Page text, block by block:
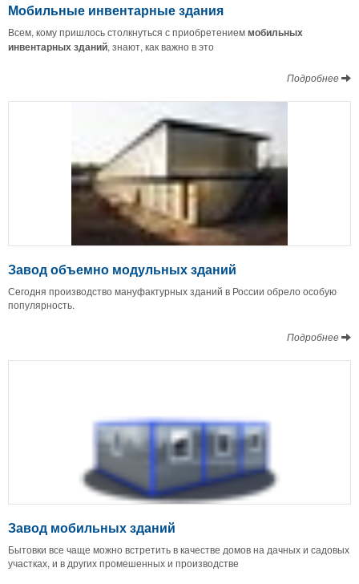
Мобильные инвентарные здания
Всем, кому пришлось столкнуться с приобретениеммобильных
инвентарных зданий, знают, как важно в это
Подробнее
Завод объемно модульных зданий
Сегодня производство мануфактурных зданий в России обрело особую
популярность.
Подробнее
Завод мобильных зданий
Бытовки все чаще можно встретить в качестве домов на дачных и садовых
участках, и в других промешенных и производстве